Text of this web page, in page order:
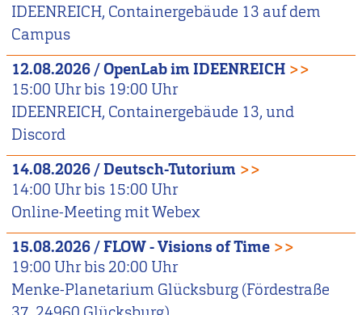
IDEENREICH, Containergebäude 13 auf dem
Campus
12.08.2026/OpenLab im IDEENREICH >>
15:00 Uhr bis 19:00 Uhr
IDEENREICH, Containergebäude 13, und
Discord
14.08.2026/Deutsch-Tutorium >>
14:00 Uhr bis 15:00 Uhr
Online-Meeting mit Webex
15.08.2026/FLOW - Visions of Time >>
19:00 Uhr bis20:00 Uhr
Menke-Planetarium Glücksburg (Fördestraße